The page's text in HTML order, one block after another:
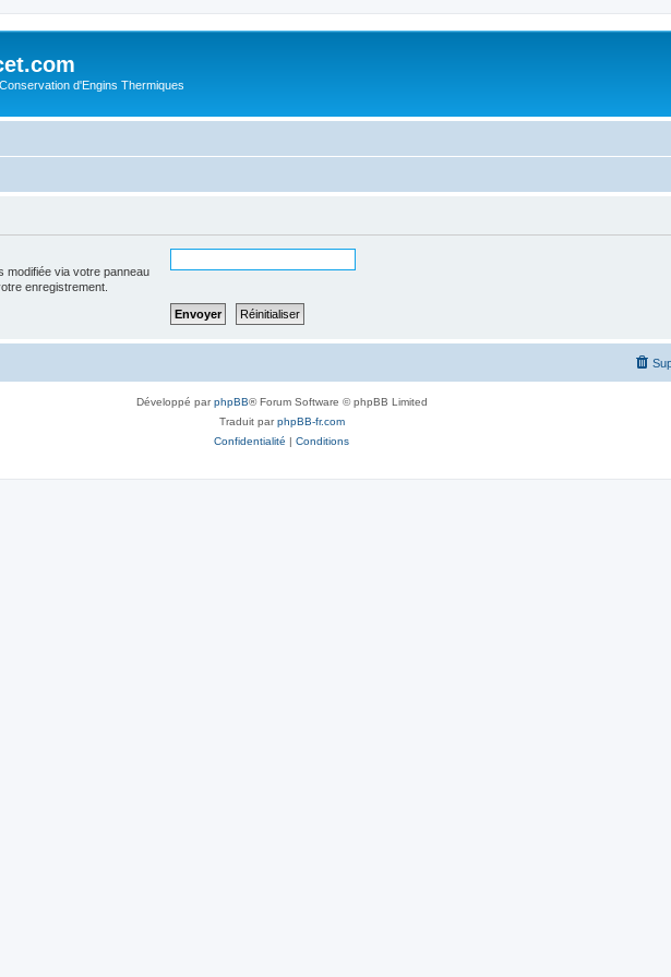
d'Engins Thermiques
modifiée via votre panneau
enregistrement.
Développé parphpBB® Forum Software © phpBB Limited
Traduit parphpBB-fr.com
Confidentialité | Conditions